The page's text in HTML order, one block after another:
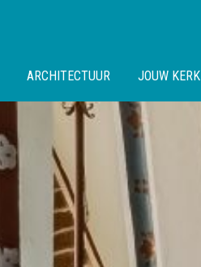
ARCHITECTUUR JOUW KERK